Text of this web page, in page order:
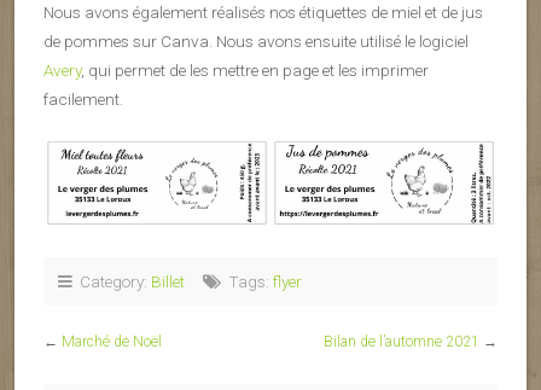
Nous avons également réalisés nos étiquettes de miel et de jus
de pommes sur Canva. Nous avons ensuite utilisé le logiciel
Avery, qui permet de les mettre en page et les imprimer
facilement.
Category: Billet Tags: flyer
← Marché de Noël Bilan de l’automne 2021 →